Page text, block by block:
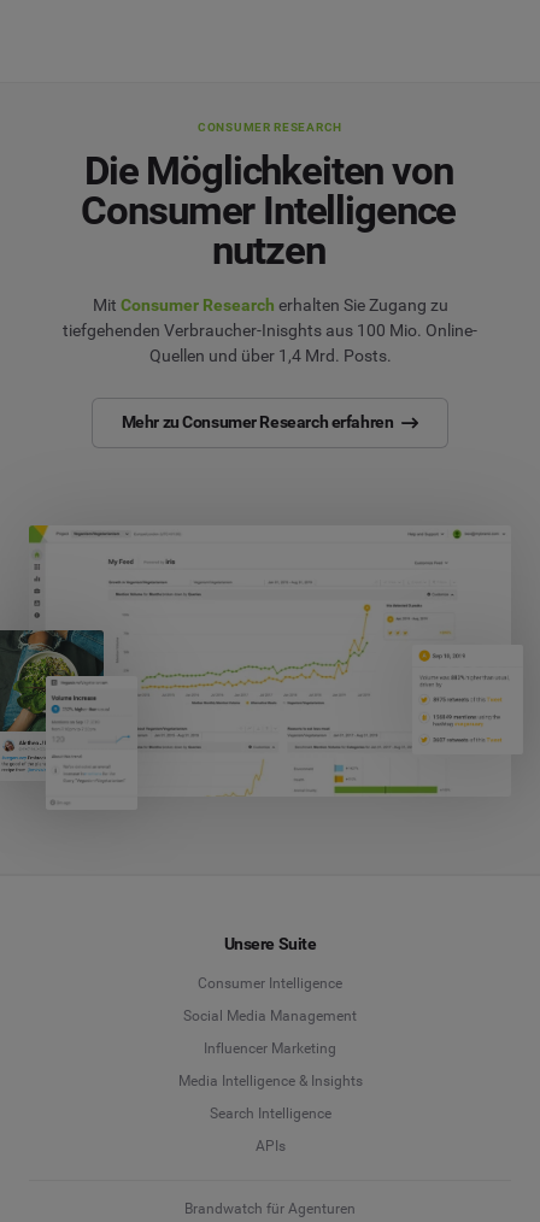
CONSUMER RESEARCH
Die Möglichkeiten von
Consumer Intelligence
nutzen
Mit Consumer Research erhalten Sie Zugang zu
tiefgehenden Verbraucher-Inisghts aus 100 Mio. Online-
Quellen und über 1,4 Mrd. Posts.
Mehr zu Consumer Research erfahren
Unsere Suite
Consumer Intelligence
Social Media Management
Influencer Marketing
Media Intelligence & Insights
Search Intelligence
APIs
Brandwatch für Agenturen